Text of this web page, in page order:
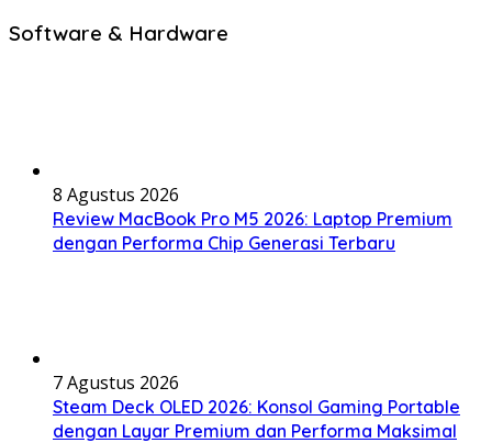
Software & Hardware
8 Agustus 2026
Review MacBook Pro M5 2026: Laptop Premium
dengan Performa Chip Generasi Terbaru
7 Agustus 2026
Steam Deck OLED 2026: Konsol Gaming Portable
dengan Layar Premium dan Performa Maksimal